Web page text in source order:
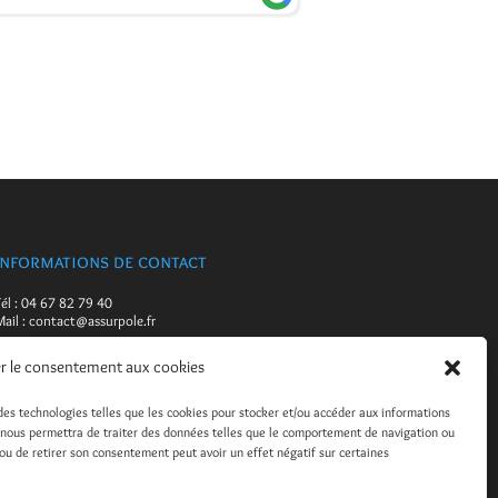
le consentement aux cookies
technologies telles que les cookies pour stocker et/ou accéder aux informations
permettra de traiter des données telles que le comportement de navigation ou
de retirer son consentement peut avoir un effet négatif sur certaines
de contact
: 04 67 82 79 40
:contact@assurpole.fr
de Flaugergues
34000 Montpellier
De Contact
Légales